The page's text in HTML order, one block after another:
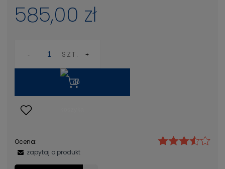
585,00 zł
SZT.
Ocena:
zapytaj o produkt